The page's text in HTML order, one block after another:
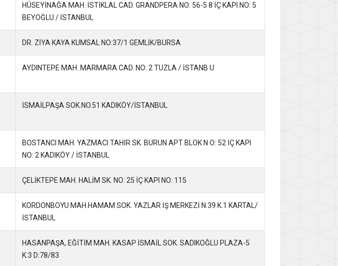
HÜSEYİNAĞA MAH. İSTİKLAL CAD. GRANDPERA NO: 56-5 8 İÇ KAPI NO: 5
BEYOĞLU / İSTANBUL
DR. ZİYA KAYA KUMSAL NO:37/1 GEMLİK/BURSA
AYDINTEPE MAH. MARMARA CAD. NO: 2 TUZLA / İSTANB U
İSMAİLPAŞA SOK.NO.51 KADIKÖY/İSTANBUL
BOSTANCI MAH. YAZMACI TAHİR SK. BURUN APT BLOK N O: 52 İÇ KAPI
NO: 2 KADIKÖY / İSTANBUL
ÇELİKTEPE MAH. HALİM SK. NO: 25 İÇ KAPI NO: 115
KORDONBOYU MAH.HAMAM SOK. YAZLAR İŞ MERKEZİ N.39 K.1 KARTAL/
İSTANBUL
HASANPAŞA, EĞİTİM MAH. KASAP İSMAİL SOK. SADIKOĞLU PLAZA-5
K:3 D:78/83